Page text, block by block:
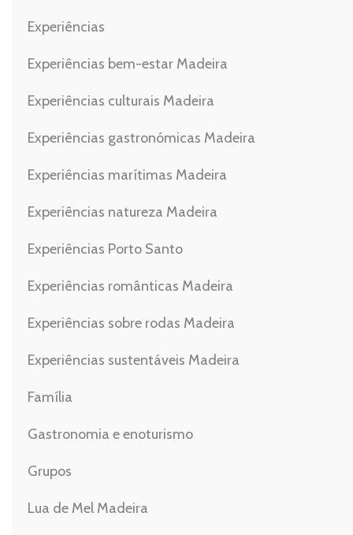
Experiências
Experiências bem-estar Madeira
Experiências culturais Madeira
Experiências gastronómicas Madeira
Experiências marítimas Madeira
Experiências natureza Madeira
Experiências Porto Santo
Experiências românticas Madeira
Experiências sobre rodas Madeira
Experiências sustentáveis Madeira
Família
Gastronomia e enoturismo
Grupos
Lua de Mel Madeira